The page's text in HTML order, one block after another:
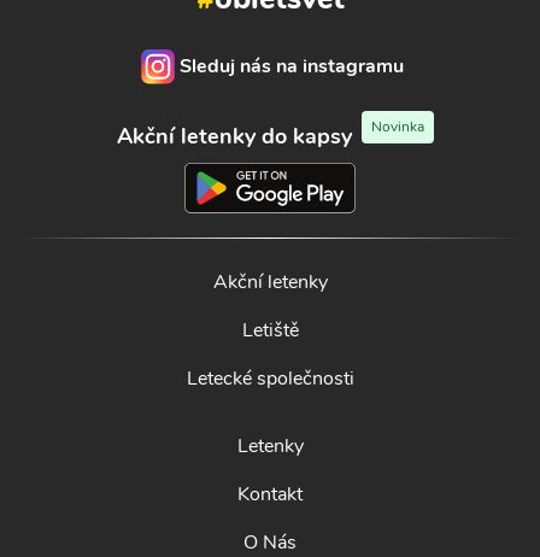
Sleduj nás na instagramu
Akční letenky do kapsy Novinka
Akční letenky
Letiště
Letecké společnosti
Letenky
Kontakt
O Nás